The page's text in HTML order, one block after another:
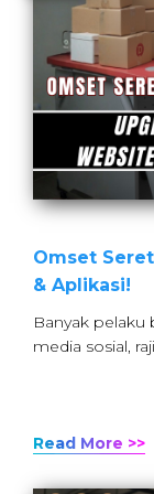
Omset
& Aplikasi!
Banyak pelaku
media sosial,
Read More >>